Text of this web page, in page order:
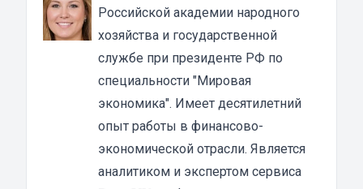
ломбарде выступает авто. Сумма автозайма
зависит от марки, модели и возраста
автотранспорта. В каждом случае она
устанавливается индивидуально после
осмотра машины оценщиком и зависит от
вида кредита:
под залог ПТС {{ toponym_name }}– от 70 до
80% от рыночной стоимости машины;
Российской академии народного
хозяйства и государственной
службе при президенте РФ по
специальности "Мировая
экономика". Имеет десятилетний
опыт работы в финансово-
экономической отрасли. Является
аналитиком и экспертом сервиса